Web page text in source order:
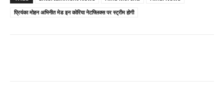
प्रियंका मोहन अभिनीत मेड इन कोरिया नेटफ्लिक्स पर स्ट्रीम होगी